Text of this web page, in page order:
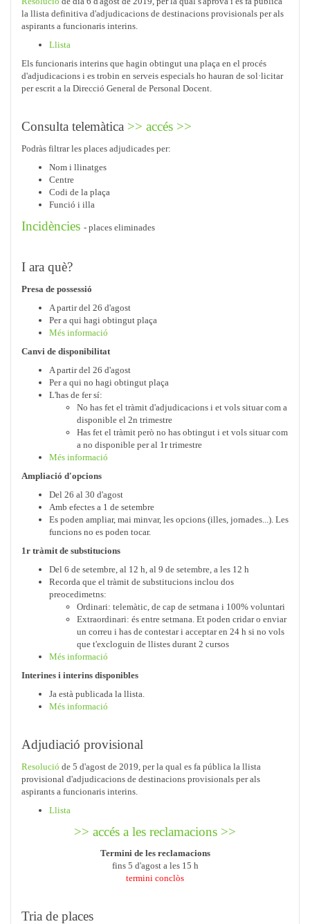
la llista definitiva d'adjudicacions de destinacions provisionals per als
aspirants a funcionaris interins.
Llista
Els funcionaris interins que hagin obtingut una plaça en el procés
d'adjudicacions i es trobin en serveis especials ho hauran de sol·licitar
per escrit a la Direcció General de Personal Docent.
Consulta telemàtica >> accés >>
Podràs filtrar les places adjudicades per:
Nom i llinatges
Centre
Codi de la plaça
Funció i illa
Incidències - places eliminades
I ara què?
Presa de possessió
A partir del 26 d'agost
Per a qui hagi obtingut plaça
Més informació
Canvi de disponibilitat
A partir del 26 d'agost
Per a qui no hagi obtingut plaça
L'has de fer sí:
No has fet el tràmit d'adjudicacions i et vols situar com a
disponible el 2n trimestre
Has fet el tràmit però no has obtingut i et vols situar com
a no disponible per al 1r trimestre
Més informació
Ampliació d'opcions
Del 26 al 30 d'agost
Amb efectes a 1 de setembre
Es poden ampliar, mai minvar, les opcions (illes, jornades...). Les
funcions no es poden tocar.
1r tràmit de substitucions
Del 6 de setembre, al 12 h, al 9 de setembre, a les 12 h
Recorda que el tràmit de substitucions inclou dos
preocedimetns:
Ordinari: telemàtic, de cap de setmana i 100% voluntari
Extraordinari: és entre setmana. Et poden cridar o enviar
un correu i has de contestar i acceptar en 24 h si no vols
que t'excloguin de llistes durant 2 cursos
Més informació
Interines i interins disponibles
Ja està publicada la llista.
Més informació
Adjudiació provisional
Resolució de 5 d'agost de 2019, per la qual es fa pública la llista
provisional d'adjudicacions de destinacions provisionals per als
aspirants a funcionaris interins.
Llista
>> accés a les reclamacions >>
Termini de les reclamacions
fins 5 d'agost a les 15 h
termini conclòs
Tria de places